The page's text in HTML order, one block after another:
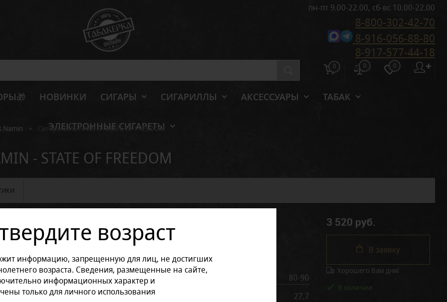
пн-пт 9.00-22.00, сб-вс 10.00-22.00
8-800-302-42-70
8-916-056-88-80
8-917-577-44-18
0 0 0 ✚
НОВИНКИ СИГАРЫ СИГАРИЛЛЫ АКСЕССУАРЫ ТАБАК
ЭЛЕКТРОННЫЕ СИГАРЕТЫ
Namin Сигары STAS NAMIN - STATE OF FREEDOM
- STATE OF FREEDOM
возраст
информацию, запрещенную для лиц, не достигших
возраста. Сведения, размещенные на сайте,
информационных характер и
только для личного использования
Характеристики:
Время курения (мин)
80-90
Диаметр (мм)
27,7
3 520 руб.
В заявку
Хорошего Вам дня!
В наличии